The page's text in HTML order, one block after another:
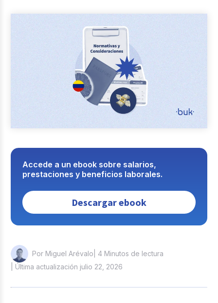
Casos de éxito
Columna del Experto
Accede a un ebook sobre salarios,
prestaciones y beneficios laborales.
Descargar ebook
Por Miguel Arévalo | 4 Minutos de lectura
| Última actualización julio 22, 2026